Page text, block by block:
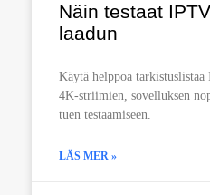
Näin testaat
laadun
Käytä helppoa
4K-striimien, sovelluksen
tuen testaamiseen.
LÄS MER »